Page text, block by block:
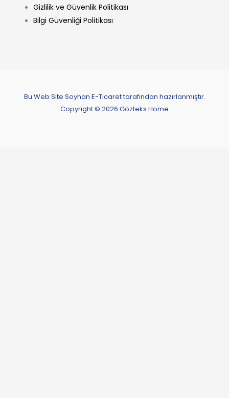
Gizlilik ve Güvenlik Politikası
Bilgi Güvenliği Politikası
Bu Web Site Soyhan E-Ticaret tarafından hazırlanmıştır.
Copyright © 2026 Gözteks Home